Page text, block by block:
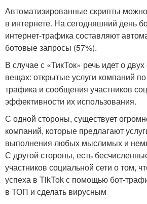
Автоматизированные скрипты
в интернете. На сегодняшний день
интернет-трафика составляют
ботовые запросы (57%).
В случае с «ТикТок» речь идет о
вещах: открытые услуги компаний
трафика и сообщения участников
эффективности их использования.
С одной стороны, существует
компаний, которые предлагают
выполнения любых мыслимых и
С другой стороны, есть
участников социальной сети о том,
успеха в TikTok с помощью бот-
в ТОП и сделать вирусным